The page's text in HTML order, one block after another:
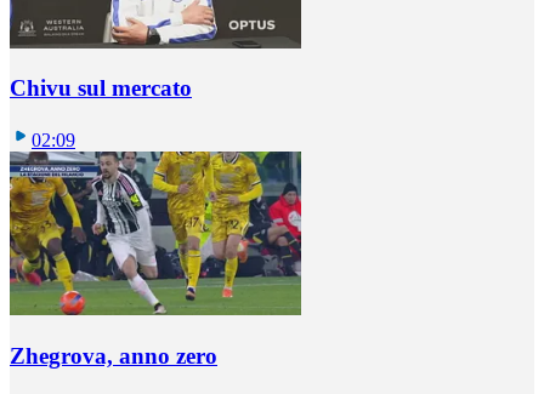
Chivu sul mercato
02:09
Zhegrova, anno zero